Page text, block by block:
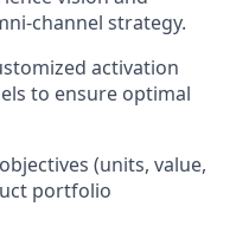
channel strategy.
activation
to ensure optimal
(units, value,
portfolio